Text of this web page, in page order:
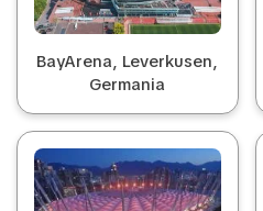
BayArena, Leverkusen,
Germania